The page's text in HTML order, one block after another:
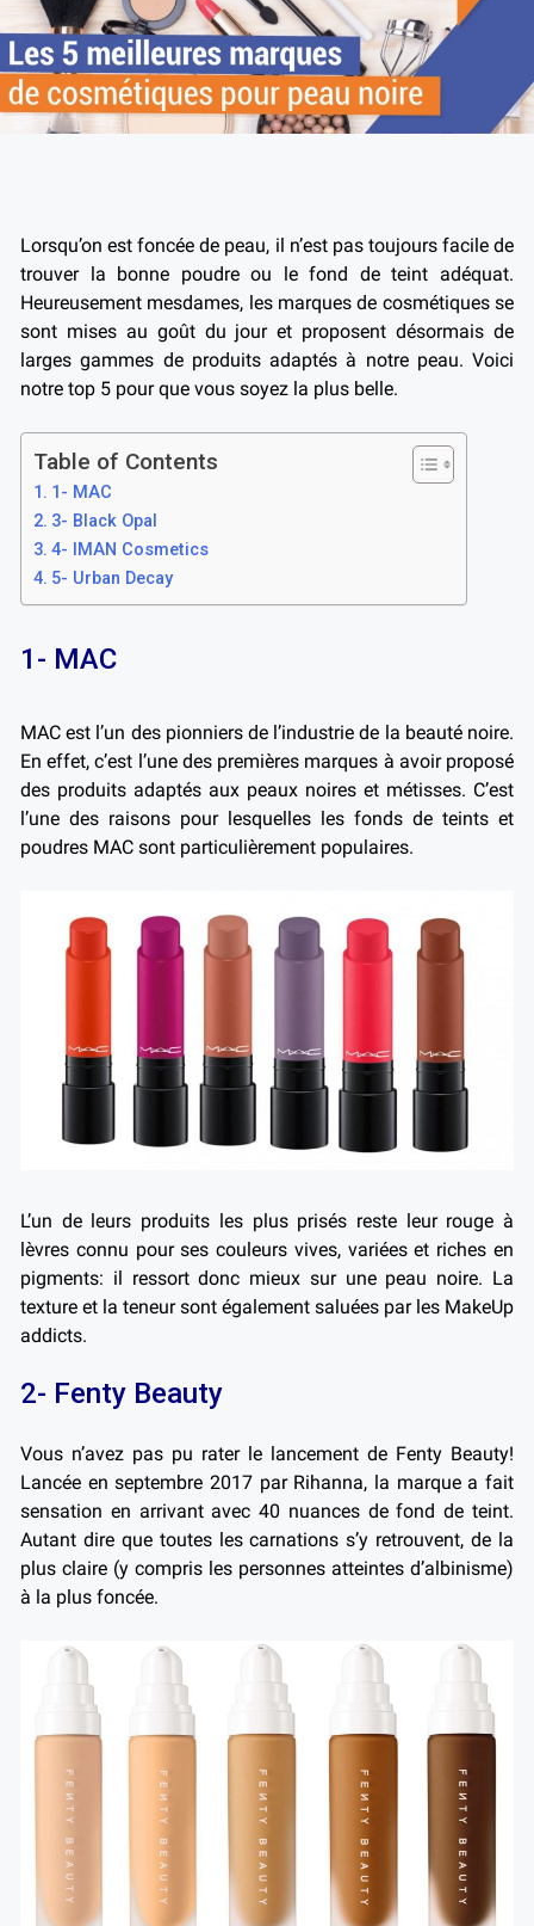
Lorsqu’on est foncée de peau, il n’est pas toujours facile de
trouver la bonne poudre ou le fond de teint adéquat.
Heureusement mesdames, les marques de cosmétiques se
sont mises au goût du jour et proposent désormais de
larges gammes de produits adaptés à notre peau. Voici
notre top 5 pour que vous soyez la plus belle.
Table of Contents
1- MAC
3- Black Opal
4- IMAN Cosmetics
5- Urban Decay
1- MAC
MAC est l’un des pionniers de l’industrie de la beauté noire.
En effet, c’est l’une des premières marques à avoir proposé
des produits adaptés aux peaux noires et métisses. C’est
l’une des raisons pour lesquelles les fonds de teints et
poudres MAC sont particulièrement populaires.
L’un de leurs produits les plus prisés reste leur rouge à
lèvres connu pour ses couleurs vives, variées et riches en
pigments: il ressort donc mieux sur une peau noire. La
texture et la teneur sont également saluées par les MakeUp
addicts.
2- Fenty Beauty
Vous n’avez pas pu rater le lancement de Fenty Beauty!
Lancée en septembre 2017 par Rihanna, la marque a fait
sensation en arrivant avec 40 nuances de fond de teint.
Autant dire que toutes les carnations s’y retrouvent, de la
plus claire (y compris les personnes atteintes d’albinisme)
à la plus foncée.